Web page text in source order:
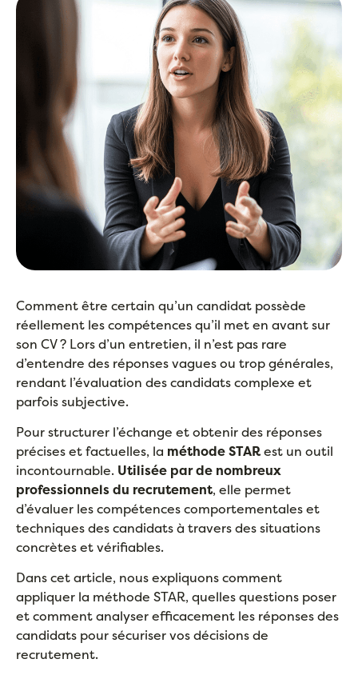
Comment être certain qu’un candidat possède
réellement les compétences qu’il met en avant sur
son CV ? Lors d’un entretien, il n’est pas rare
d’entendre des réponses vagues ou trop générales,
rendant l’évaluation des candidats complexe et
parfois subjective.
Pour structurer l’échange et obtenir des réponses
précises et factuelles, la méthode STARest un outil
incontournable. Utilisée par de nombreux
professionnels du recrutement, elle permet
d’évaluer les compétences comportementales et
techniques des candidats à travers des situations
concrètes et vérifiables.
Dans cet article, nous expliquons comment
appliquer la méthode STAR, quelles questions poser
et comment analyser efficacement les réponses des
candidats pour sécuriser vos décisions de
recrutement.